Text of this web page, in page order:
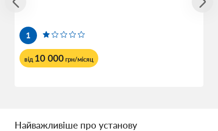
1
від 10 000грн/місяц
Найважливіше про установу